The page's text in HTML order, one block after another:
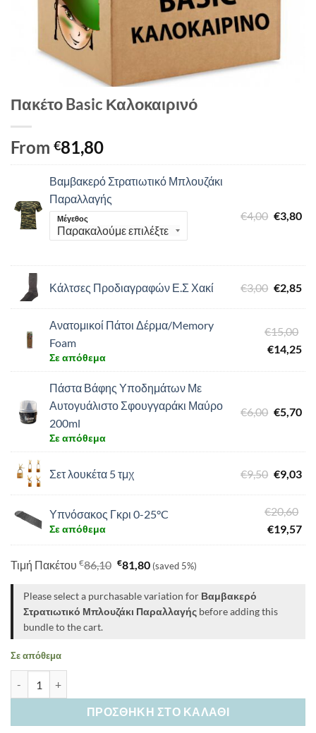
Πακέτο Basic Καλοκαιρινό
From €81,80
Βαμβακερό Στρατιωτικό Μπλουζάκι
Παραλλαγής
Μέγεθος €4,00 Original
€4,00.
€3,80Η
Κάλτσες Προδιαγραφών Ε.Σ Χακί €3,00 Original
€3,00.
€2,85Η
Ανατομικοί Πάτοι Δέρμα/Memory
Foam
Σε απόθεμα
€15,00
€14,25Η
Πάστα Βάφης Υποδημάτων Με
Αυτογυάλιστο Σφουγγαράκι Μαύρο
200ml
Σε απόθεμα
€6,00 Original
€5,70Η
Σετ λουκέτα 5 τμχ €9,50 Original
was:
€9,50.
€9,03Η
Υπνόσακος Γκρι 0-25°C
Σε απόθεμα
€20,60
€19,57Η
Τιμή Πακέτου €86,10 €81,80 (saved 5%)
Please select a purchasable variation for Βαμβακερό
Στρατιωτικό Μπλουζάκι Παραλλαγής before adding this
bundle to the cart.
Σε απόθεμα
ΠΡΟΣΘΉΚΗ ΣΤΟ ΚΑΛΆΘΙ